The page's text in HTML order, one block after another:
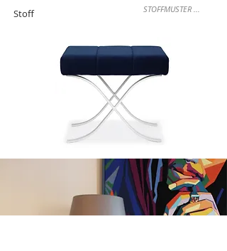
Stoff STOFFMUSTER ...